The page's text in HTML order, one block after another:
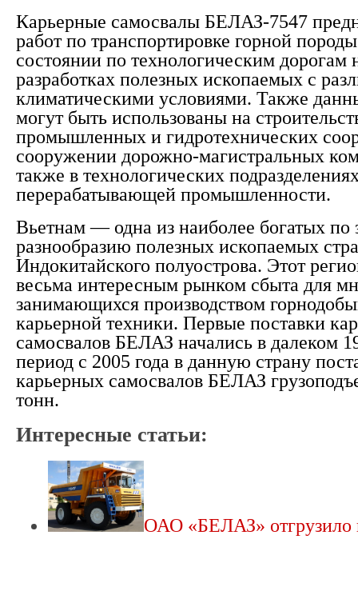
Карьерные самосвалы БЕЛАЗ-7547
работ по транспортировке горной
состоянии по технологическим дорогам
разработках полезных ископаемых с
климатическими условиями. Также
могут быть использованы на
промышленных и гидротехнических
сооружении дорожно-магистральных
также в технологических
перерабатывающей промышленности.
Вьетнам — одна из наиболее богатых по
разнообразию полезных ископаемых
Индокитайского полуострова. Этот
весьма интересным рынком сбыта для
занимающихся производством
карьерной техники. Первые поставки
самосвалов БЕЛАЗ начались в далеком
период с 2005 года в данную страну
карьерных самосвалов БЕЛАЗ
тонн.
Интересные статьи:
ОАО «БЕЛАЗ»